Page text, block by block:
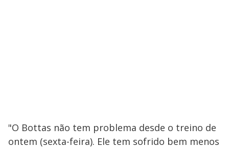
"O Bottas não tem problema desde o treino de
ontem (sexta-feira). Ele tem sofrido bem menos